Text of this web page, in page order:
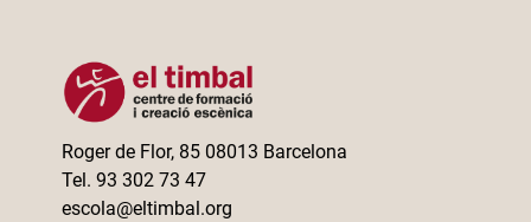
Roger de Flor, 85 08013 Barcelona
Tel. 93 302 73 47
escola@eltimbal.org